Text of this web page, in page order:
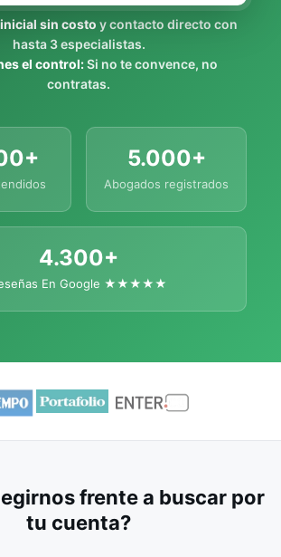
sin costo y contacto directo con
hasta 3 especialistas.
el control:Si no te convence, no
contratas.
5.000+
Abogados registrados
4.300+
En Google ★★★★★
frente a buscar por
tu cuenta?